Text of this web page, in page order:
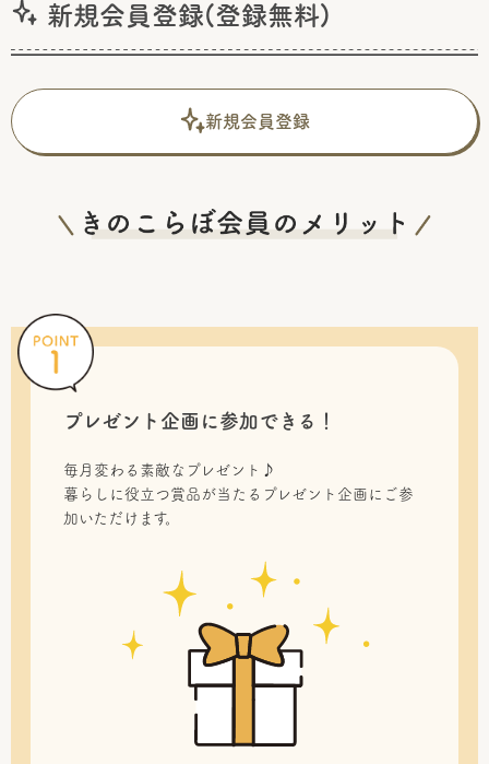
新規会員登録(登録無料)
新規会員登録
プレゼント企画に参加できる！
毎月変わる素敵なプレゼント♪
暮らしに役立つ賞品が当たるプレゼント企画にご参
加いただけます。